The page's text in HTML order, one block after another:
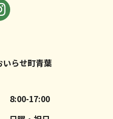
いらせ町青葉
8:00-17:00